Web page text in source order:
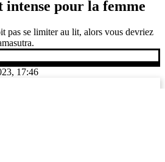
pour la femme
pas se limiter au lit, alors vous devriez
17:46